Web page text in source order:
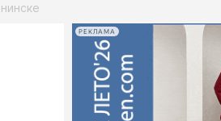
РЕКЛАМА